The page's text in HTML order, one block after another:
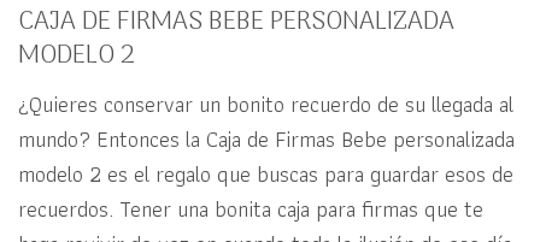
CAJA DE FIRMAS BEBE PERSONALIZADA
MODELO 2
¿Quieres conservar un bonito recuerdo de su llegada al
mundo? Entonces la Caja de Firmas Bebe personalizada
modelo 2 es el regalo que buscas para guardar esos de
recuerdos. Tener una bonita caja para firmas que te